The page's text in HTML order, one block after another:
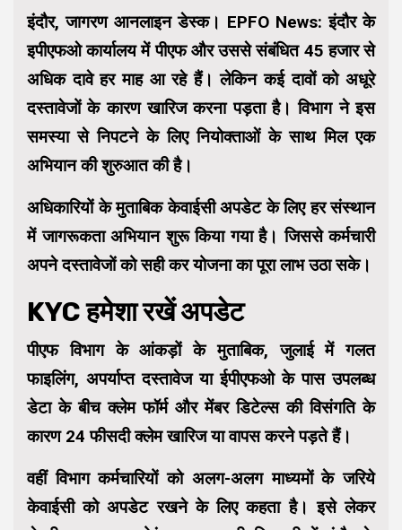
इंदौर, जागरण आनलाइन डेस्‍क। EPFO News: इंदौर के
इपीएफओ कार्यालय में पीएफ और उससे संबंधित 45 हजार से
अधिक दावे हर माह आ रहे हैं। लेकिन कई दावों को अधूरे
दस्तावेजों के कारण खारिज करना पड़ता है। विभाग ने इस
समस्या से निपटने के लिए नियोक्ताओं के साथ मिल एक
अभियान की शुरुआत की है।
अधिकारियों के मुताबिक केवाईसी अपडेट के लिए हर संस्थान
में जागरूकता अभियान शुरू किया गया है। जिससे कर्मचारी
अपने दस्तावेजों को सही कर योजना का पूरा लाभ उठा सके।
KYC हमेशा रखें अपडेट
पीएफ विभाग के आंकड़ों के मुताबिक, जुलाई में गलत
फाइलिंग, अपर्याप्त दस्तावेज या ईपीएफओ के पास उपलब्ध
डेटा के बीच क्लेम फॉर्म और मेंबर डिटेल्स की विसंगति के
कारण 24 फीसदी क्लेम खारिज या वापस करने पड़ते हैं।
वहीं विभाग कर्मचारियों को अलग-अलग माध्यमों के जरिये
केवाईसी को अपडेट रखने के लिए कहता है। इसे लेकर